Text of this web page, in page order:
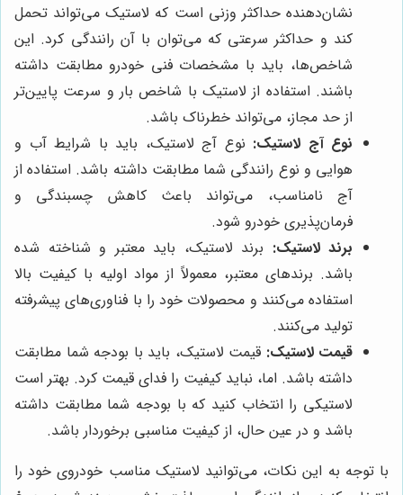
نشان‌دهنده حداکثر وزنی است که لاستیک می‌تواند تحمل
کند و حداکثر سرعتی که می‌توان با آن رانندگی کرد. این
شاخص‌ها، باید با مشخصات فنی خودرو مطابقت داشته
باشند. استفاده از لاستیک با شاخص بار و سرعت پایین‌تر
از حد مجاز، می‌تواند خطرناک باشد.
نوع آج لاستیک: نوع آج لاستیک، باید با شرایط آب و
هوایی و نوع رانندگی شما مطابقت داشته باشد. استفاده از
آج نامناسب، می‌تواند باعث کاهش چسبندگی و
فرمان‌پذیری خودرو شود.
برند لاستیک: برند لاستیک، باید معتبر و شناخته شده
باشد. برندهای معتبر، معمولاً از مواد اولیه با کیفیت بالا
استفاده می‌کنند و محصولات خود را با فناوری‌های پیشرفته
تولید می‌کنند.
قیمت لاستیک: قیمت لاستیک، باید با بودجه شما مطابقت
داشته باشد. اما، نباید کیفیت را فدای قیمت کرد. بهتر است
لاستیکی را انتخاب کنید که با بودجه شما مطابقت داشته
باشد و در عین حال، از کیفیت مناسبی برخوردار باشد.
با توجه به این نکات، می‌توانید لاستیک مناسب خودروی خود را